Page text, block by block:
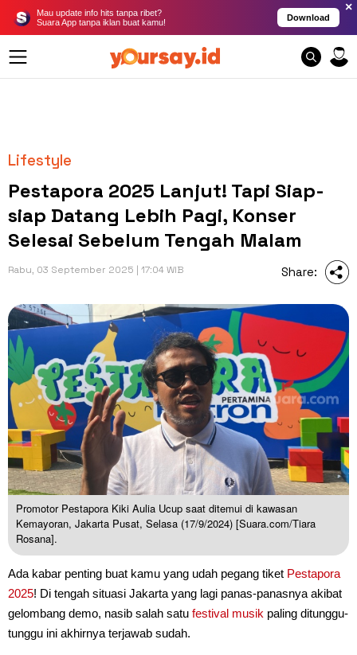
Mau update info hits tanpa ribet?
Suara App tanpa iklan buat kamu!
Download
×
Lifestyle
Pestapora 2025 Lanjut! Tapi Siap-
siap Datang Lebih Pagi, Konser
Selesai Sebelum Tengah Malam
Rabu, 03 September 2025 | 17:04 WIB Share:
Promotor Pestapora Kiki Aulia Ucup saat ditemui di kawasan
Kemayoran, Jakarta Pusat, Selasa (17/9/2024) [Suara.com/Tiara
Rosana].
Ada kabar penting buat kamu yang udah pegang tiket Pestapora
2025! Di tengah situasi Jakarta yang lagi panas-panasnya akibat
gelombang demo, nasib salah satu festival musik paling ditunggu-
tunggu ini akhirnya terjawab sudah.